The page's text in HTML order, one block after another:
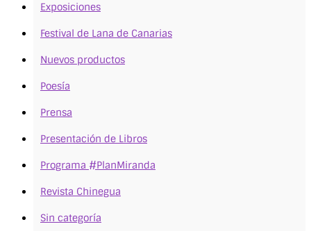
Exposiciones
Festival de Lana de Canarias
Nuevos productos
Poesía
Prensa
Presentación de Libros
Programa #PlanMiranda
Revista Chinegua
Sin categoría